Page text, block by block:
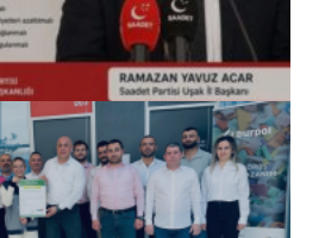
14/07/2026